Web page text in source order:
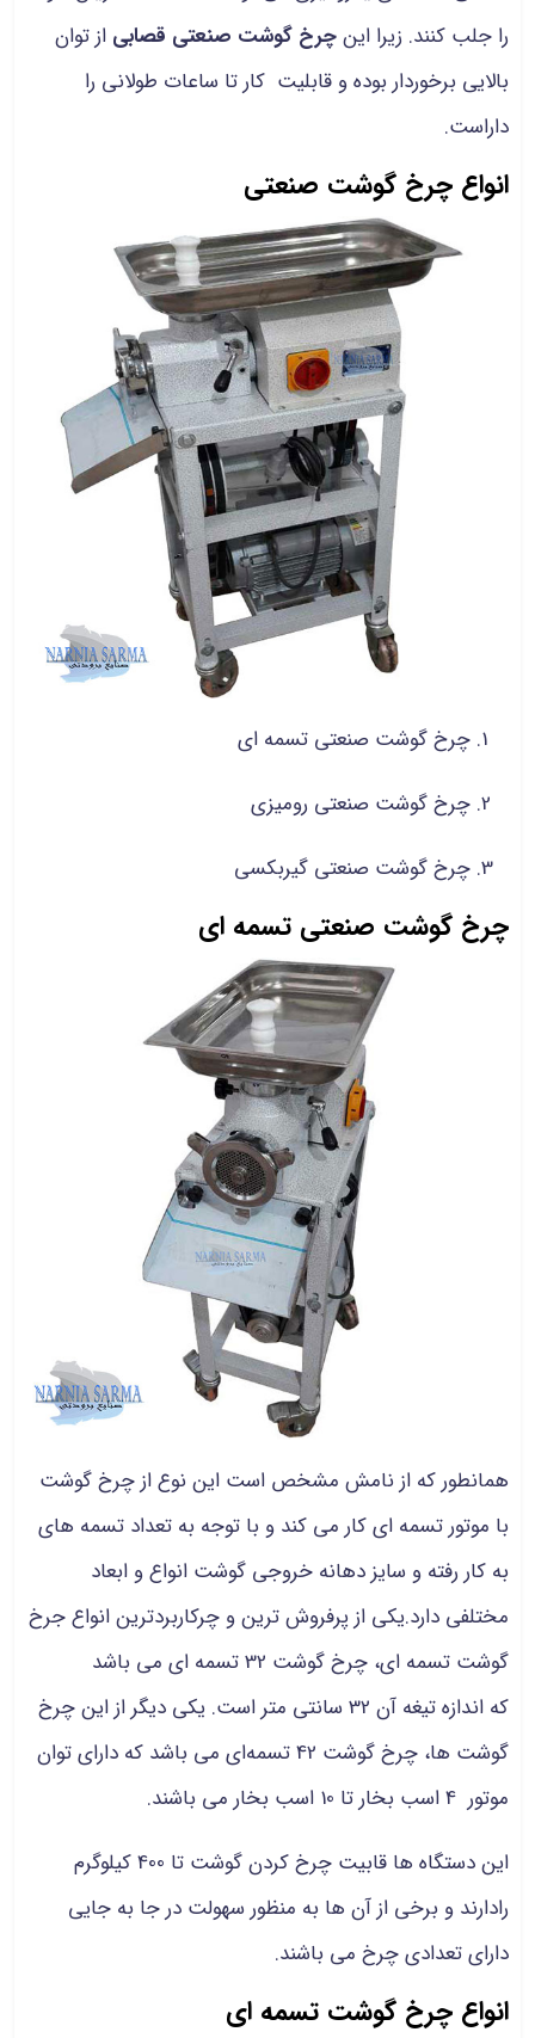
را جلب کنند. زیرا اینچرخ گوشت صنعتی قصابی از توان
بالایی برخوردار بوده و قابلیت کار تا ساعات طولانی را
داراست.
انواع چرخ گوشت صنعتی
چرخ گوشت صنعتی تسمه ای
چرخ گوشت صنعتی رومیزی
چرخ گوشت صنعتی گیربکسی
چرخ گوشت صنعتی تسمه ای
همانطور که از نامش مشخص است این نوع از چرخ گوشت
با موتور تسمه ای کار می کند و با توجه به تعداد تسمه های
به کار رفته و سایز دهانه خروجی گوشت انواع و ابعاد
مختلفی دارد.یکی از پرفروش ترین و چرکاربردترینانواع جرخ
گوشت تسمه ای، چرخ گوشت 32 تسمه ای می باشد
که اندازه تیغه آن 32 سانتی‌ متر است. یکی دیگر از این چرخ
گوشت ها، چرخ گوشت 42 تسمه‌ای می باشد که دارای توان
موتور 4 اسب بخار تا 10 اسب بخار می باشند.
این دستگاه ها قابیت چرخ کردن گوشت تا 400 کیلوگرم
رادارند و برخی از آن ها به منظور سهولت در جا به جایی
دارای تعدادی چرخ می باشند.
انواع چرخ گوشت تسمه ای